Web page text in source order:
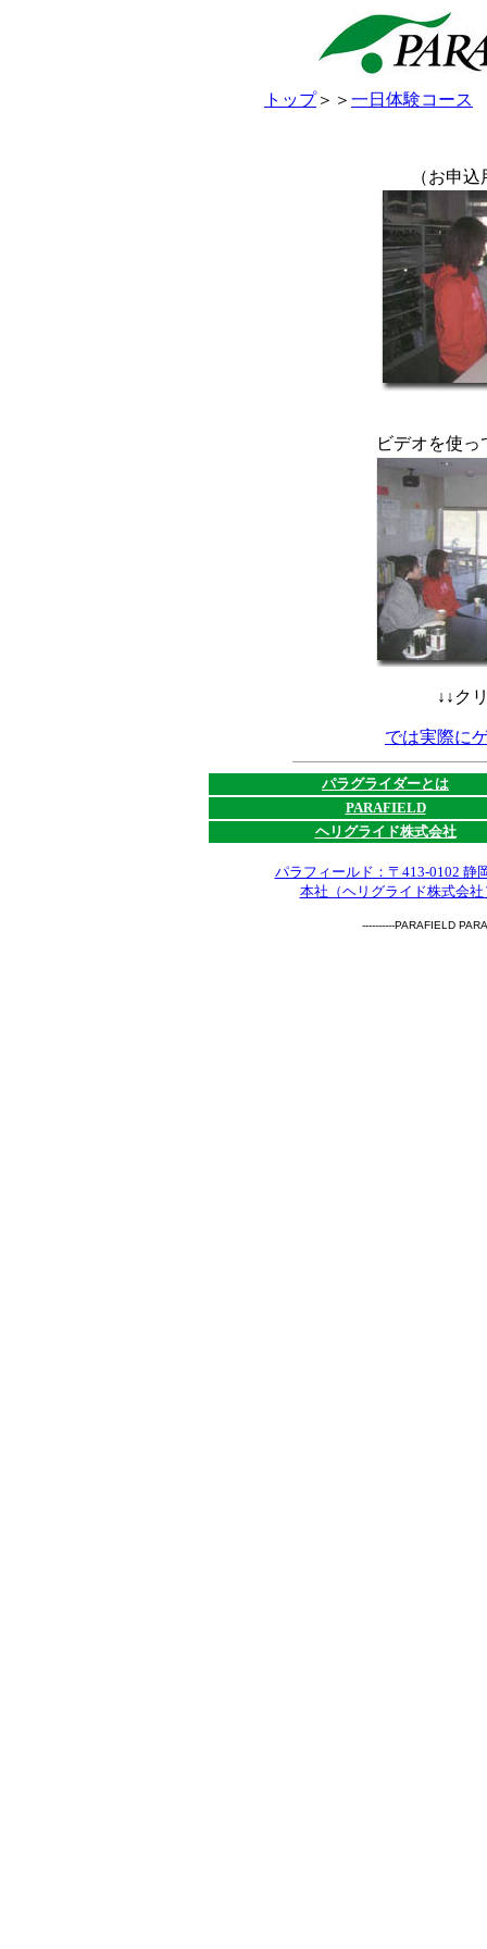
トップ＞＞ 一日体験コース
（お申
ビデオを使
↓↓ク
では実際に
パラグライダーとは
PARAFIELD
ヘリグライド株式会社
パラフィールド：〒413-0102 静
本社（ヘリグライド株式会
----------PARAFIELD